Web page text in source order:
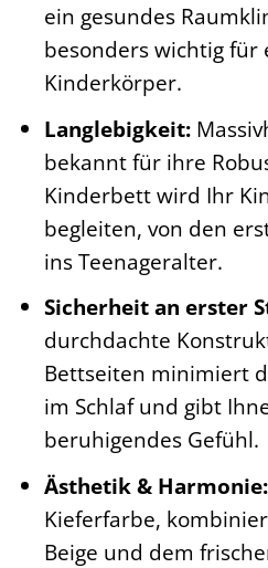
ein gesundes
besonders wichtig für
Kinderkörper.
Langlebigkeit:
bekannt für ihre
Kinderbett wird Ihr
begleiten, von den
ins Teenageralter.
Sicherheit an erster
durchdachte
Bettseiten minimiert
im Schlaf und gibt
beruhigendes Gefühl.
Ästhetik & Harmonie:
Kieferfarbe,
Beige und dem